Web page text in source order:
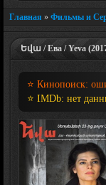
Главная » Фильмы и
Եվա / Ева / Yeva
⭐ Кинопоиск:
⭐ IMDb: нет